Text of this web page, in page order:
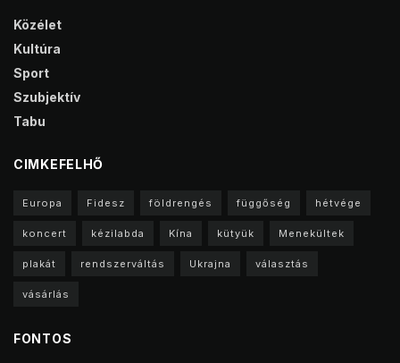
Közélet
Kultúra
Sport
Szubjektív
Tabu
CIMKEFELHŐ
Europa Fidesz földrengés függőség hétvége
koncert kézilabda Kína kütyük Menekültek
plakát rendszerváltás Ukrajna választás
vásárlás
FONTOS